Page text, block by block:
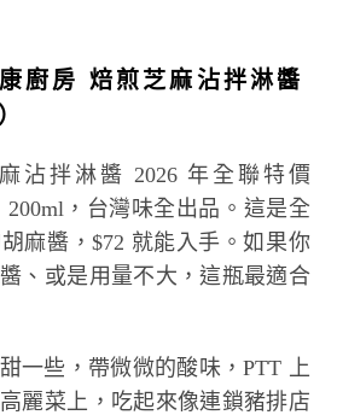
廚房 焙煎芝麻沾拌淋醬
沾拌淋醬 2026 年全聯特價
200ml，台灣味全出品。這是全
麻醬，$72 就能入手。如果你
、或是用量不大，這瓶最適合
一些，帶微微的酸味，PTT 上
麗菜上，吃起來像連鎖豬排店